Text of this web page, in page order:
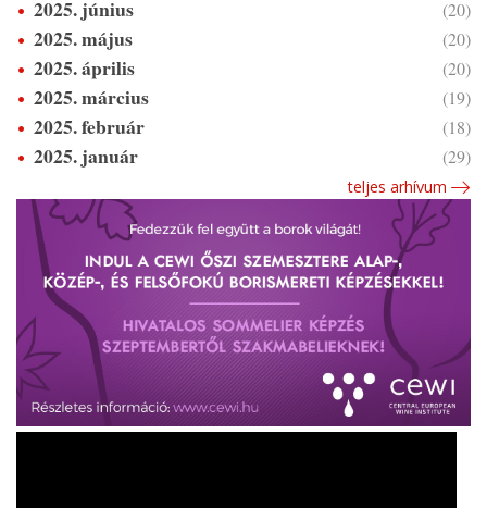
2025. június (20)
2025. május (20)
2025. április (20)
2025. március (19)
2025. február (18)
2025. január (29)
teljes arhívum